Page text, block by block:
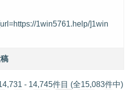
1win5761.help/]1win
- 14,745件目 (全15,083件中)